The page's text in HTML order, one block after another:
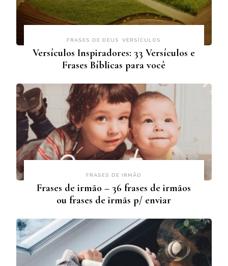
FRASES DE DEUS VERSÍCULOS
Versículos Inspiradores: 33 Versículos e
Frases Bíblicas para você
FRASES DE IRMÃO
Frases de irmão – 36 frases de irmãos
ou frases de irmãs p/ enviar